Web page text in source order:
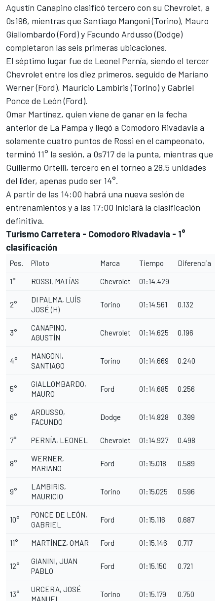
Agustín Canapino clasificó tercero con su Chevrolet, a
0s196, mientras que Santiago Mangoni (Torino), Mauro
Giallombardo (Ford) y Facundo Ardusso (Dodge)
completaron las seis primeras ubicaciones.
El séptimo lugar fue de Leonel Pernía, siendo el tercer
Chevrolet entre los diez primeros, seguido de Mariano
Werner (Ford), Mauricio Lambiris (Torino) y Gabriel
Ponce de León (Ford).
Omar Martínez, quien viene de ganar en la fecha
anterior de La Pampa y llegó a Comodoro Rivadavia a
solamente cuatro puntos de Rossi en el campeonato,
terminó 11° la sesión, a 0s717 de la punta, mientras que
Guillermo Ortelli, tercero en el torneo a 28,5 unidades
del líder, apenas pudo ser 14°.
A partir de las 14:00 habrá una nueva sesión de
entrenamientos y a las 17:00 iniciará la clasificación
definitiva.
Turismo Carretera - Comodoro Rivadavia - 1°
clasificación
Pos. Piloto Marca Tiempo Diferencia
1° ROSSI, MATÍAS Chevrolet 01:14.429
2°
DI PALMA, LUÍS
JOSÉ (H)
Torino 01:14.561 0.132
3°
CANAPINO,
AGUSTÍN
Chevrolet 01:14.625 0.196
4°
MANGONI,
SANTIAGO
Torino 01:14.669 0.240
5°
GIALLOMBARDO,
MAURO
Ford 01:14.685 0.256
6°
ARDUSSO,
FACUNDO
Dodge 01:14.828 0.399
7° PERNÍA, LEONEL Chevrolet 01:14.927 0.498
8°
WERNER,
MARIANO
Ford 01:15.018 0.589
9°
LAMBIRIS,
MAURICIO
Torino 01:15.025 0.596
10°
PONCE DE LEÓN,
GABRIEL
Ford 01:15.116 0.687
11° MARTÍNEZ, OMAR Ford 01:15.146 0.717
12°
GIANINI, JUAN
PABLO
Ford 01:15.150 0.721
13°
URCERA, JOSÉ
MANUEL
Torino 01:15.179 0.750